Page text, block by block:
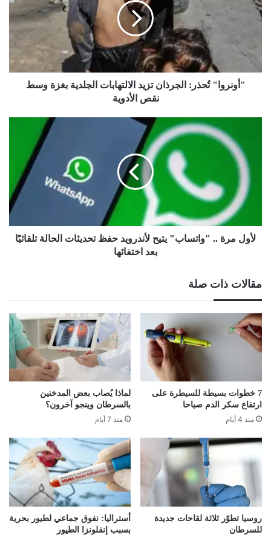
تزيد
الالتهابات
وسط
نقص
الأدوية"أونروا" تُحذر: الجرذان تزيد الالتهابات الجلدية بغزة وسط
نقص الأدوية
"واتساب"
لأندرويد
حفظ
تحديثات
الحالة
تلقائيًا
لأول مرة .. "واتساب" يتيح لأندرويد حفظ تحديثات الحالة تلقائيًا
بعد اختفائها
مقالات ذات صلة
7 خطوات بسيطة للسيطرة على
ارتفاع سكر الدم صباحا
منذ 4 أيام
لماذا يُصاب بعض المدخنين
بالسرطان وينجو آخرون؟
منذ 7 أيام
روسيا تطوّر ثلاثة لقاحات جديدة
للسرطان
أستراليا: نفوق جماعي لطيور بحرية
بسبب إنفلونزا الطيور